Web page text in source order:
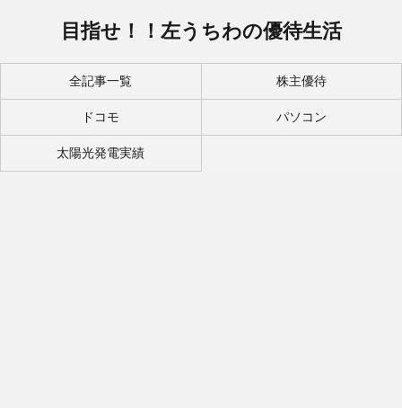
目指せ！！左うちわの優待生活
全記事一覧 株主優待
ドコモ パソコン
太陽光発電実績